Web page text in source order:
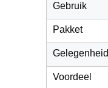
Gebruik
Pakket
Gelegenheid
Voordeel